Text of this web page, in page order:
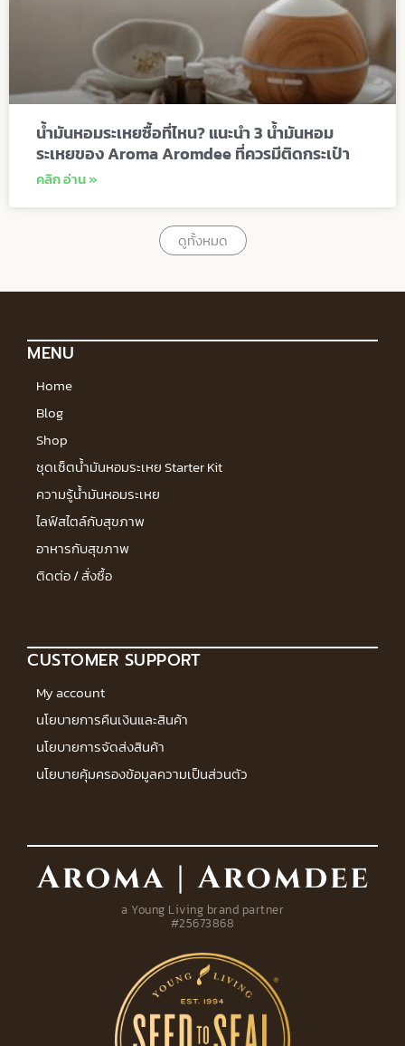
น้ำมันหอมระเหยซื้อที่ไหน? แนะนำ 3 น้ำมันหอม
ระเหยของ Aroma Aromdee ที่ควรมีติดกระเป๋า
คลิก อ่าน »
ดูทั้งหมด
MENU
Home
Blog
Shop
ชุดเซ็ตน้ำมันหอมระเหย Starter Kit
ความรู้น้ำมันหอมระเหย
ไลฟ์สไตล์กับสุขภาพ
อาหารกับสุขภาพ
ติดต่อ / สั่งซื้อ
CUSTOMER SUPPORT
My account
นโยบายการคืนเงินและสินค้า
นโยบายการจัดส่งสินค้า
นโยบายคุ้มครองข้อมูลความเป็นส่วนตัว
a Young Living brand partner
#25673868